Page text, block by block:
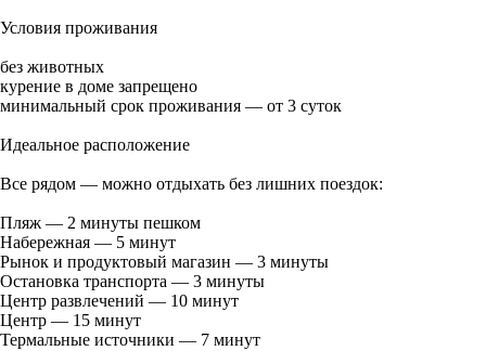
Условия проживания
без животных
курение в доме запрещено
минимальный срок проживания — от 3 суток
Идеальное расположение
Все рядом — можно отдыхать без лишних поездок:
Пляж — 2 минуты пешком
Набережная — 5 минут
Рынок и продуктовый магазин — 3 минуты
Остановка транспорта — 3 минуты
Центр развлечений — 10 минут
Центр — 15 минут
Термальные источники — 7 минут